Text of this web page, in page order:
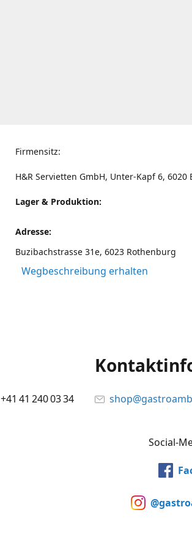
Firmensitz:
H&R Servietten GmbH, Unter-Kapf 6, 6020
Lager & Produktion:
Adresse:
Buzibachstrasse 31e, 6023 Rothenburg
Wegbeschreibung erhalten
+41 41 240 03 34
Social-